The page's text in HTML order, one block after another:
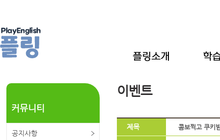
커뮤니티
공지사항
이벤트
제목 콤보찍고 쿠키